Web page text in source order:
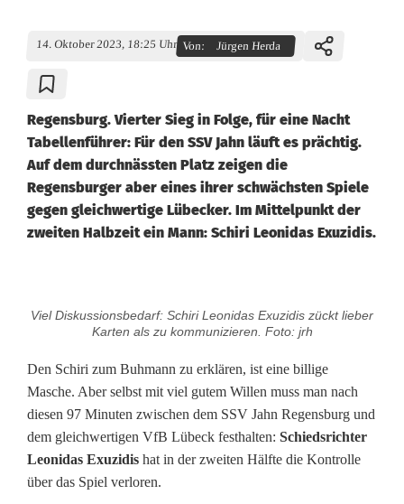
14. Oktober 2023, 18:25 Uhr Von: Jürgen Herda
Regensburg. Vierter Sieg in Folge, für eine Nacht
Tabellenführer: Für den SSV Jahn läuft es prächtig.
Auf dem durchnässten Platz zeigen die
Regensburger aber eines ihrer schwächsten Spiele
gegen gleichwertige Lübecker. Im Mittelpunkt der
zweiten Halbzeit ein Mann: Schiri Leonidas Exuzidis.
V
J
a
h
Viel Diskussionsbedarf: Schiri Leonidas Exuzidis zückt lieber
Karten als zu kommunizieren. Foto: jrh
Den Schiri zum Buhmann zu erklären, ist eine billige
Masche. Aber selbst mit viel gutem Willen muss man nach
diesen 97 Minuten zwischen dem SSV Jahn Regensburg und
dem gleichwertigen VfB Lübeck festhalten: Schiedsrichter
Leonidas Exuzidis hat in der zweiten Hälfte die Kontrolle
über das Spiel verloren.